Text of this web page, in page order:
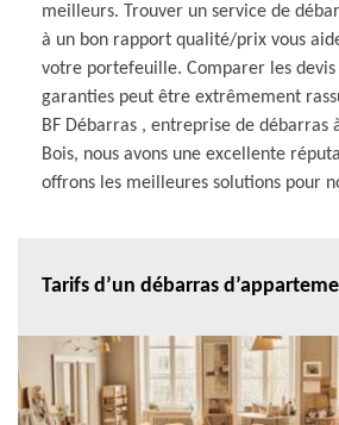
meilleurs. Trouver un service de
à un bon rapport qualité/prix vous
votre portefeuille. Comparer les
garanties peut être extrêmement
BF Débarras , entreprise de débarras
Bois, nous avons une excellente
offrons les meilleures solutions pour
Tarifs d’un débarras